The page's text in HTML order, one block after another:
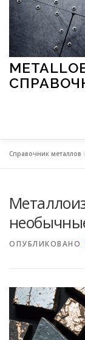
Перейти к
МЕТАЛЛЫ И
СВОЙСТВА
Справочник металлов
ОПУБЛИКОВАНО